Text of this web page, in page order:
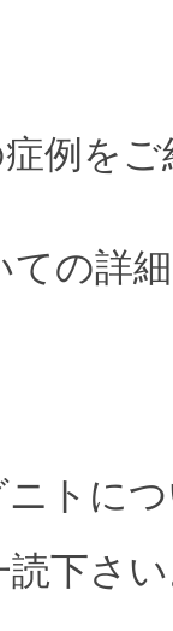
例を
の詳
ニトに
読下さ